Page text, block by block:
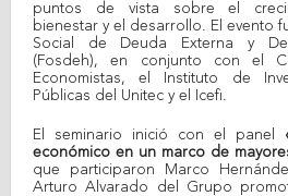
puntos de vista sobre el
bienestar y el desarrollo. El evento
Social de Deuda Externa y
(Fosdeh), en conjunto con el
Economistas, el Instituto de
Públicas del Unitec y el Icefi.
El seminario inició con el panel
económico en un marco de
que participaron Marco
Arturo Alvarado del Grupo